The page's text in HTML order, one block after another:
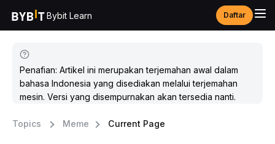
Bybit Learn Daftar
Penafian: Artikel ini merupakan terjemahan awal dalam
bahasa Indonesia yang disediakan melalui terjemahan
mesin. Versi yang disempurnakan akan tersedia nanti.
Topics Meme Current Page